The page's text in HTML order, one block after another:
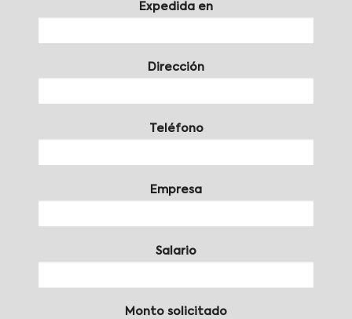
Expedida en
Dirección
Teléfono
Empresa
Salario
Monto solicitado